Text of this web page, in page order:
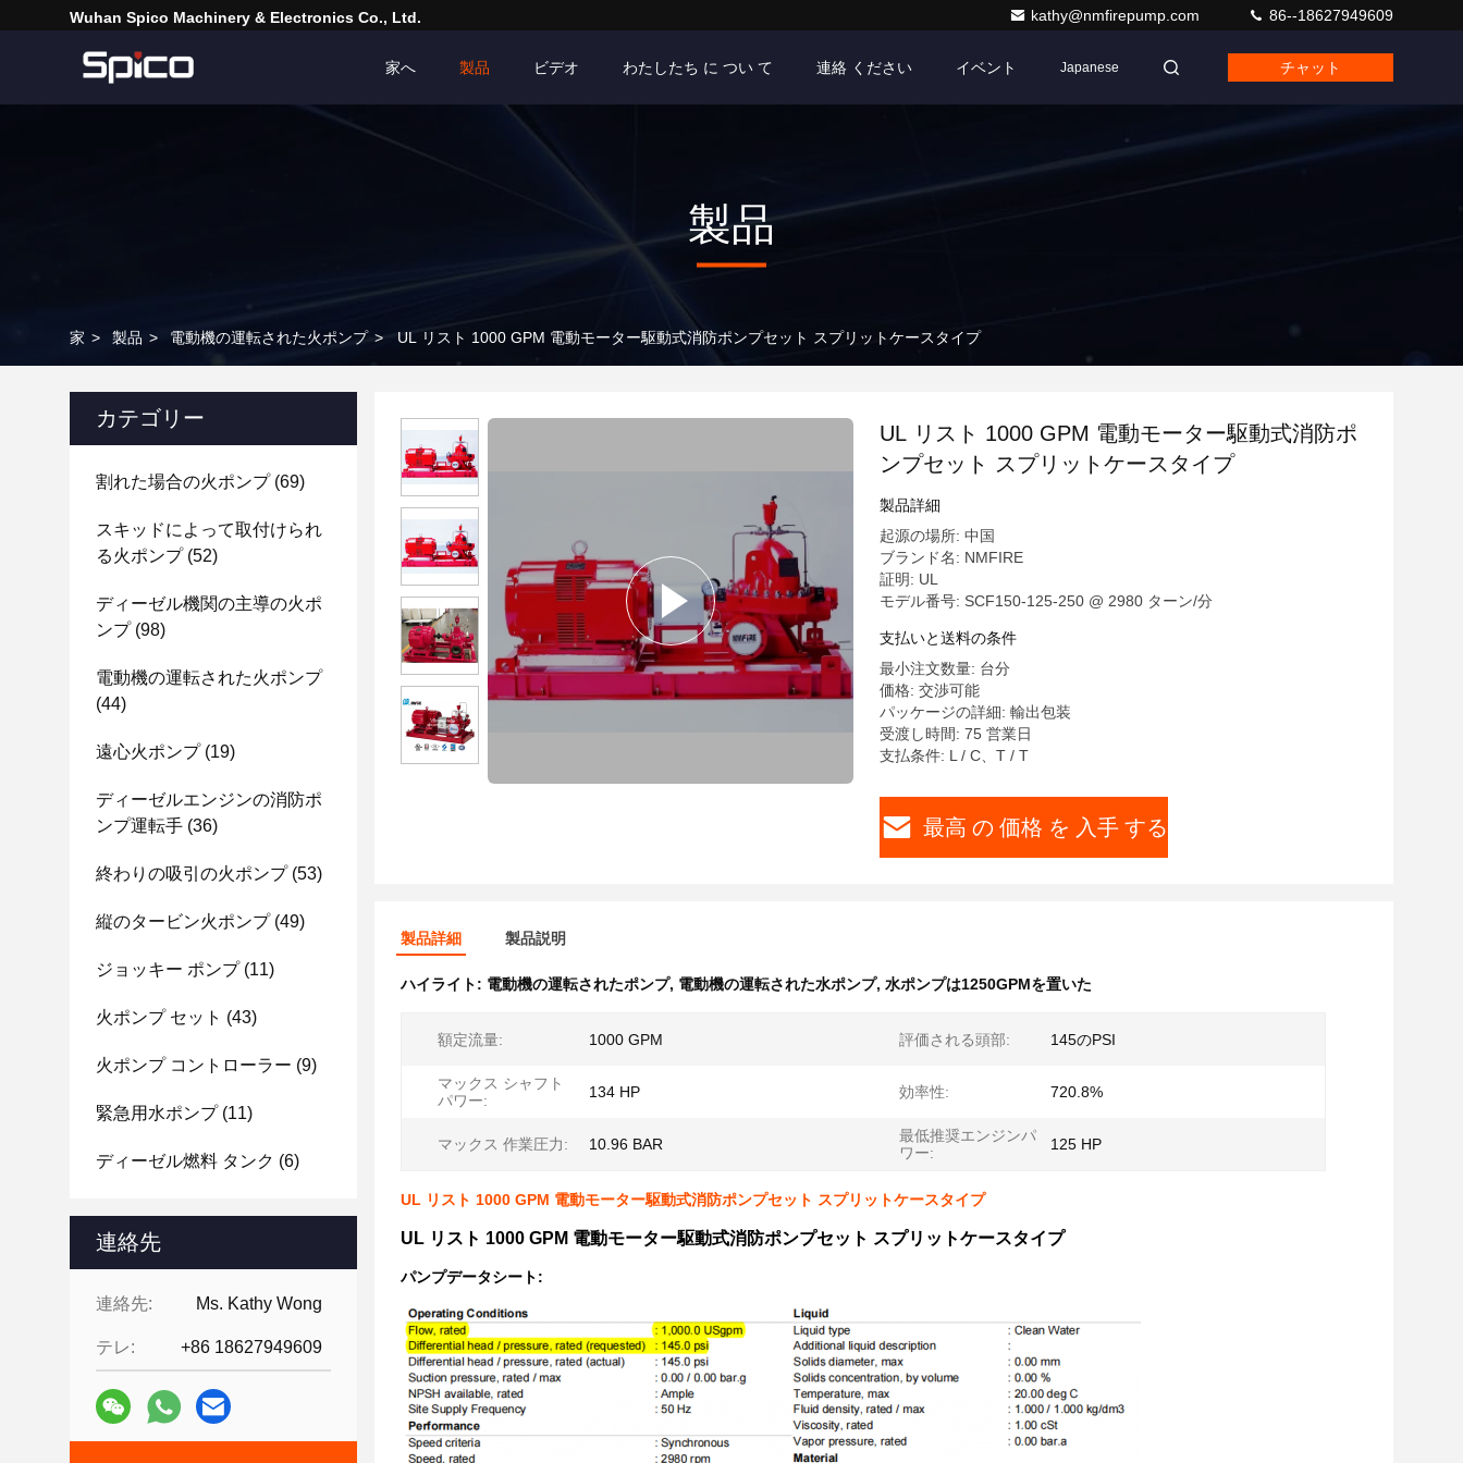
Wuhan Spico Machinery & Electronics Co., Ltd. kathy@nmfirepump.com 86--18627949609
家へ 製品 ビデオ わたしたち に つい て 連絡 ください イベント Japanese チャット
製品
家 > 製品 > 電動機の運転された火ポンプ > UL リスト 1000 GPM 電動モーター駆動式消防ポンプセット スプリットケースタイプ
カテゴリー
割れた場合の火ポンプ(69)
スキッドによって取付けられ
る火ポンプ(52)
ディーゼル機関の主導の火ポ
ンプ(98)
電動機の運転された火ポンプ
(44)
遠心火ポンプ(19)
ディーゼルエンジンの消防ポ
ンプ運転手 (36)
終わりの吸引の火ポンプ(53)
縦のタービン火ポンプ(49)
ジョッキー ポンプ(11)
火ポンプ セット (43)
火ポンプ コントローラー (9)
緊急用水ポンプ(11)
ディーゼル燃料 タンク (6)
連絡先
連絡先: Ms. Kathy Wong
テレ: +86 18627949609
UL リスト 1000 GPM 電動モーター駆動式消防ポ
ンプセット スプリットケースタイプ
製品詳細
起源の場所: 中国
ブランド名: NMFIRE
証明: UL
モデル番号: SCF150-125-250 @ 2980 ターン/分
支払いと送料の条件
最小注文数量: 台分
価格: 交渉可能
パッケージの詳細: 輸出包装
受渡し時間: 75 営業日
支払条件: L / C、T / T
最高 の 価格 を 入手 する
製品詳細 製品説明
ハイライト: 電動機の運転されたポンプ, 電動機の運転された水ポンプ, 水ポンプは1250GPMを置いた
額定流量: 1000 GPM 評価される頭部: 145のPSI
マックス シャフト
パワー:
134 HP 効率性: 720.8%
マックス 作業圧力: 10.96 BAR
最低推奨エンジンパ
ワー:
125 HP
UL リスト 1000 GPM 電動モーター駆動式消防ポンプセット スプリットケースタイプ
UL リスト 1000 GPM 電動モーター駆動式消防ポンプセット スプリットケースタイプ
パンプデータシート: